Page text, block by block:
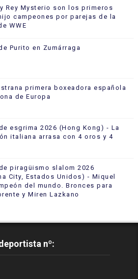
Rey Mysterio son los primeros
campeones por parejas de la
WWE
Purito en Zumárraga
primera boxeadora española
de Europa
esgrima 2026 (Hong Kong) - La
italiana arrasa con 4 oros y 4
piragüismo slalom 2026
City, Estados Unidos) - Miquel
del mundo. Bronces para
y Miren Lazkano
nº: